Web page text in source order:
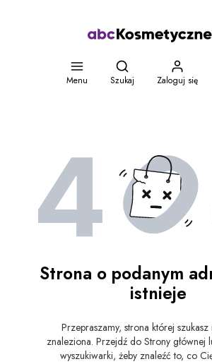
Menu
Otwórz wyszukiwarkę
Szukaj Zaloguj się
Strona o podanym
istnieje
Przepraszamy, strona której szukasz
znaleziona. Przejdź do Strony głównej
wyszukiwarki, żeby znaleźć to, co